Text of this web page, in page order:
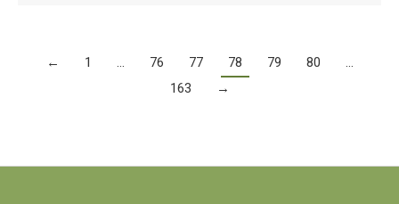
← 1 … 76 77 78 79 80
…
163
→